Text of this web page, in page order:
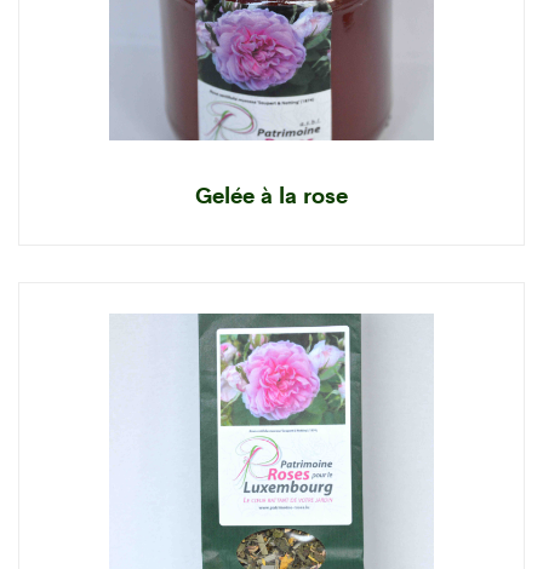
Gelée à la rose